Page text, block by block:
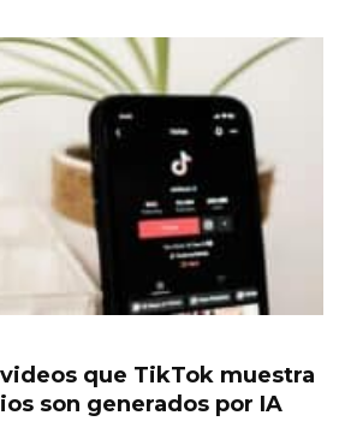
que TikTok muestra
son generados por IA